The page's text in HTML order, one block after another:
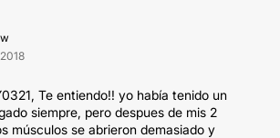
Te entiendo!! yo había tenido un
siempre, pero despues de mis 2
músculos se abrieron demasiado y